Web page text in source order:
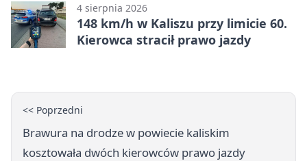
4 sierpnia 2026
148 km/h w Kaliszu przy limicie 60.
Kierowca stracił prawo jazdy
<< Poprzedni
Brawura na drodze w powiecie kaliskim
kosztowała dwóch kierowców prawo jazdy